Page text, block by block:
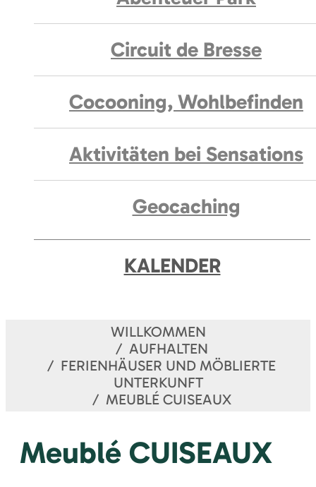
Circuit de Bresse
Cocooning, Wohlbefinden
Aktivitäten bei Sensations
Geocaching
KALENDER
WILLKOMMEN
AUFHALTEN
FERIENHÄUSER UND MÖBLIERTE
UNTERKUNFT
MEUBLÉ CUISEAUX
Meublé CUISEAUX